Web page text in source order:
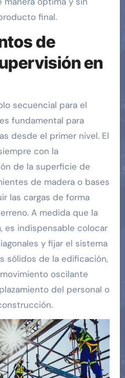
final.
de
en
secuencial para el
fundamental para
desde el primer nivel. El
con la
de la superficie de
de madera o bases
las cargas de forma
A medida que la
es indispensable colocar
y fijar el sistema
sólidos de la edificación,
oscilante
del personal o